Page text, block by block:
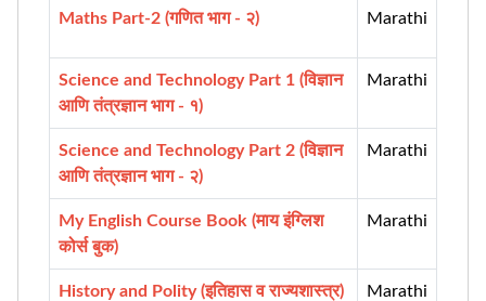
Maths Part-2 (गणित भाग - २) Marathi
Science and Technology Part 1 (विज्ञान
आणि तंत्रज्ञान भाग - १)
Marathi
Science and Technology Part 2 (विज्ञान
आणि तंत्रज्ञान भाग - २)
Marathi
My English Course Book (माय इंग्लिश
कोर्स बुक)
Marathi
History and Polity (इतिहास व राज्यशास्त्र) Marathi